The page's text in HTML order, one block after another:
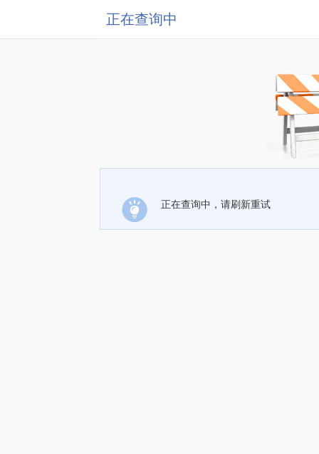
正在查询中
正在查询中，请刷新重试